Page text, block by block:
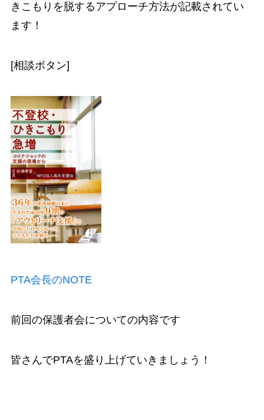
きこもりを脱するアプローチ方法が記載されてい
ます！
[相談ボタン]
PTA会長のNOTE
前回の保護者会についての内容です
皆さんでPTAを盛り上げていきましょう！